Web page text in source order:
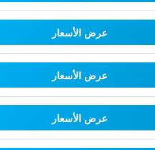
عرض الأسعار
عرض الأسعار
عرض الأسعار